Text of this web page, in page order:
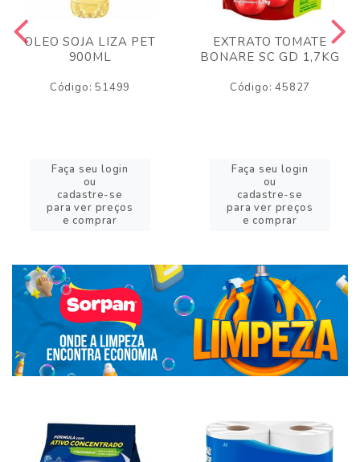
OLEO SOJA LIZA PET
900ML
Código: 51499
Faça seu login
ou
cadastre-se
para ver preços
e comprar
EXTRATO TOMATE
BONARE SC GD 1,7KG
Código: 45827
Faça seu login
ou
cadastre-se
para ver preços
e comprar